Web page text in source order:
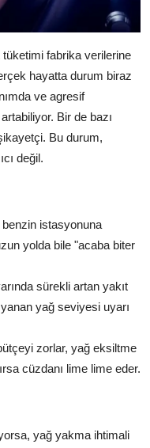
fabrika verilerine
hayatta durum biraz
ve agresif
Bir de bazı
Bu durum,
değil.
benzin istasyonuna
yolda bile "acaba biter
sürekli artan yakıt
yağ seviyesi uyarı
zorlar, yağ eksiltme
cüzdanı lime lime eder.
yağ yakma ihtimali